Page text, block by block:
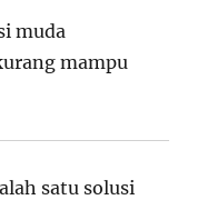
muda
mampu
satu solusi